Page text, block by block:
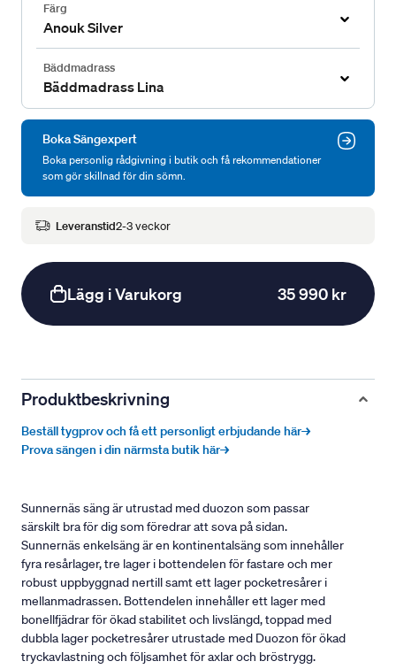
Färg
Anouk Silver
Bäddmadrass
Bäddmadrass Lina
Boka Sängexpert
Boka personlig rådgivning i butik och få rekommendationer
som gör skillnad för din sömn.
Leveranstid2-3 veckor
Lägg i Varukorg 35 990 kr
Produktbeskrivning
Beställ tygprov och få ett personligt erbjudande här→
Prova sängen i din närmsta butik här→
Sunnernäs säng är utrustad med duozon som passar
särskilt bra för dig som föredrar att sova på sidan.
Sunnernäs enkelsäng är en kontinentalsäng som innehåller
fyra resårlager, tre lager i bottendelen för fastare och mer
robust uppbyggnad nertill samt ett lager pocketresårer i
mellanmadrassen. Bottendelen innehåller ett lager med
bonellfjädrar för ökad stabilitet och livslängd, toppad med
dubbla lager pocketresårer utrustade med Duozon för ökad
tryckavlastning och följsamhet för axlar och bröstrygg.